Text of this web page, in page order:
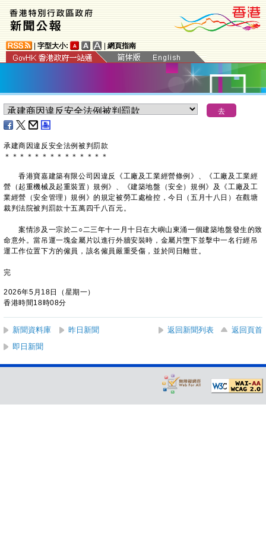
字型大小: 網頁指南
承建商因違反安全法例被判罰款
＊ ＊ ＊ ＊ ＊ ＊ ＊ ＊ ＊ ＊ ＊ ＊ ＊ ＊
​香港寶嘉建築有限公司因違反《工廠及工業經營條例》、《工廠及工業經
營（起重機械及起重裝置）規例》、《建築地盤（安全）規例》及《工廠及工
業經營（安全管理）規例》的規定被勞工處檢控，今日（五月十八日）在觀塘
裁判法院被判罰款十五萬四千八百元。
案情涉及一宗於二○二三年十一月十日在大嶼山東涌一個建築地盤發生的致
命意外。當吊運一塊金屬片以進行外牆安裝時，金屬片墮下並擊中一名行經吊
運工作位置下方的僱員，該名僱員嚴重受傷，並於同日離世。
完
2026年5月18日（星期一）
香港時間18時08分
新聞資料庫 昨日新聞 返回新聞列表
返回頁首
即日新聞